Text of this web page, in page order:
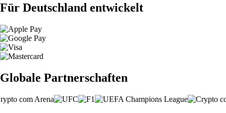
Für Deutschland entwickelt
Globale Partnerschaften